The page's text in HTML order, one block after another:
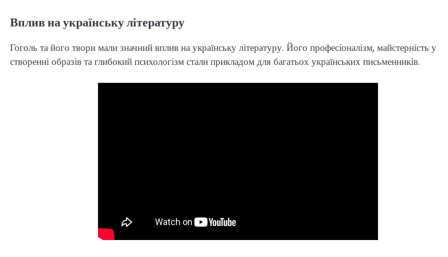
Вплив на українську літературу
Гоголь та його твори мали значний вплив на українську літературу. Його професіоналізм, майстерність у
створенні образів та глибокий психологізм стали прикладом для багатьох українських письменників.